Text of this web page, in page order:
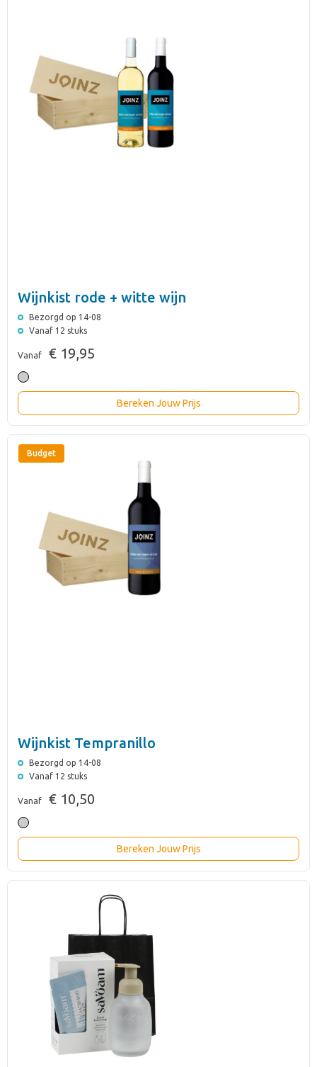
Wijnkist rode + witte wijn
Bezorgd op 14-08
Vanaf 12 stuks
Vanaf € 19,95
Bereken Jouw Prijs
Budget
Wijnkist Tempranillo
Bezorgd op 14-08
Vanaf 12 stuks
Vanaf € 10,50
Bereken Jouw Prijs